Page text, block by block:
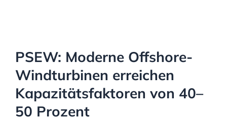
PSEW: Moderne Offshore-
Windturbinen erreichen
Kapazitätsfaktoren von 40–
50 Prozent